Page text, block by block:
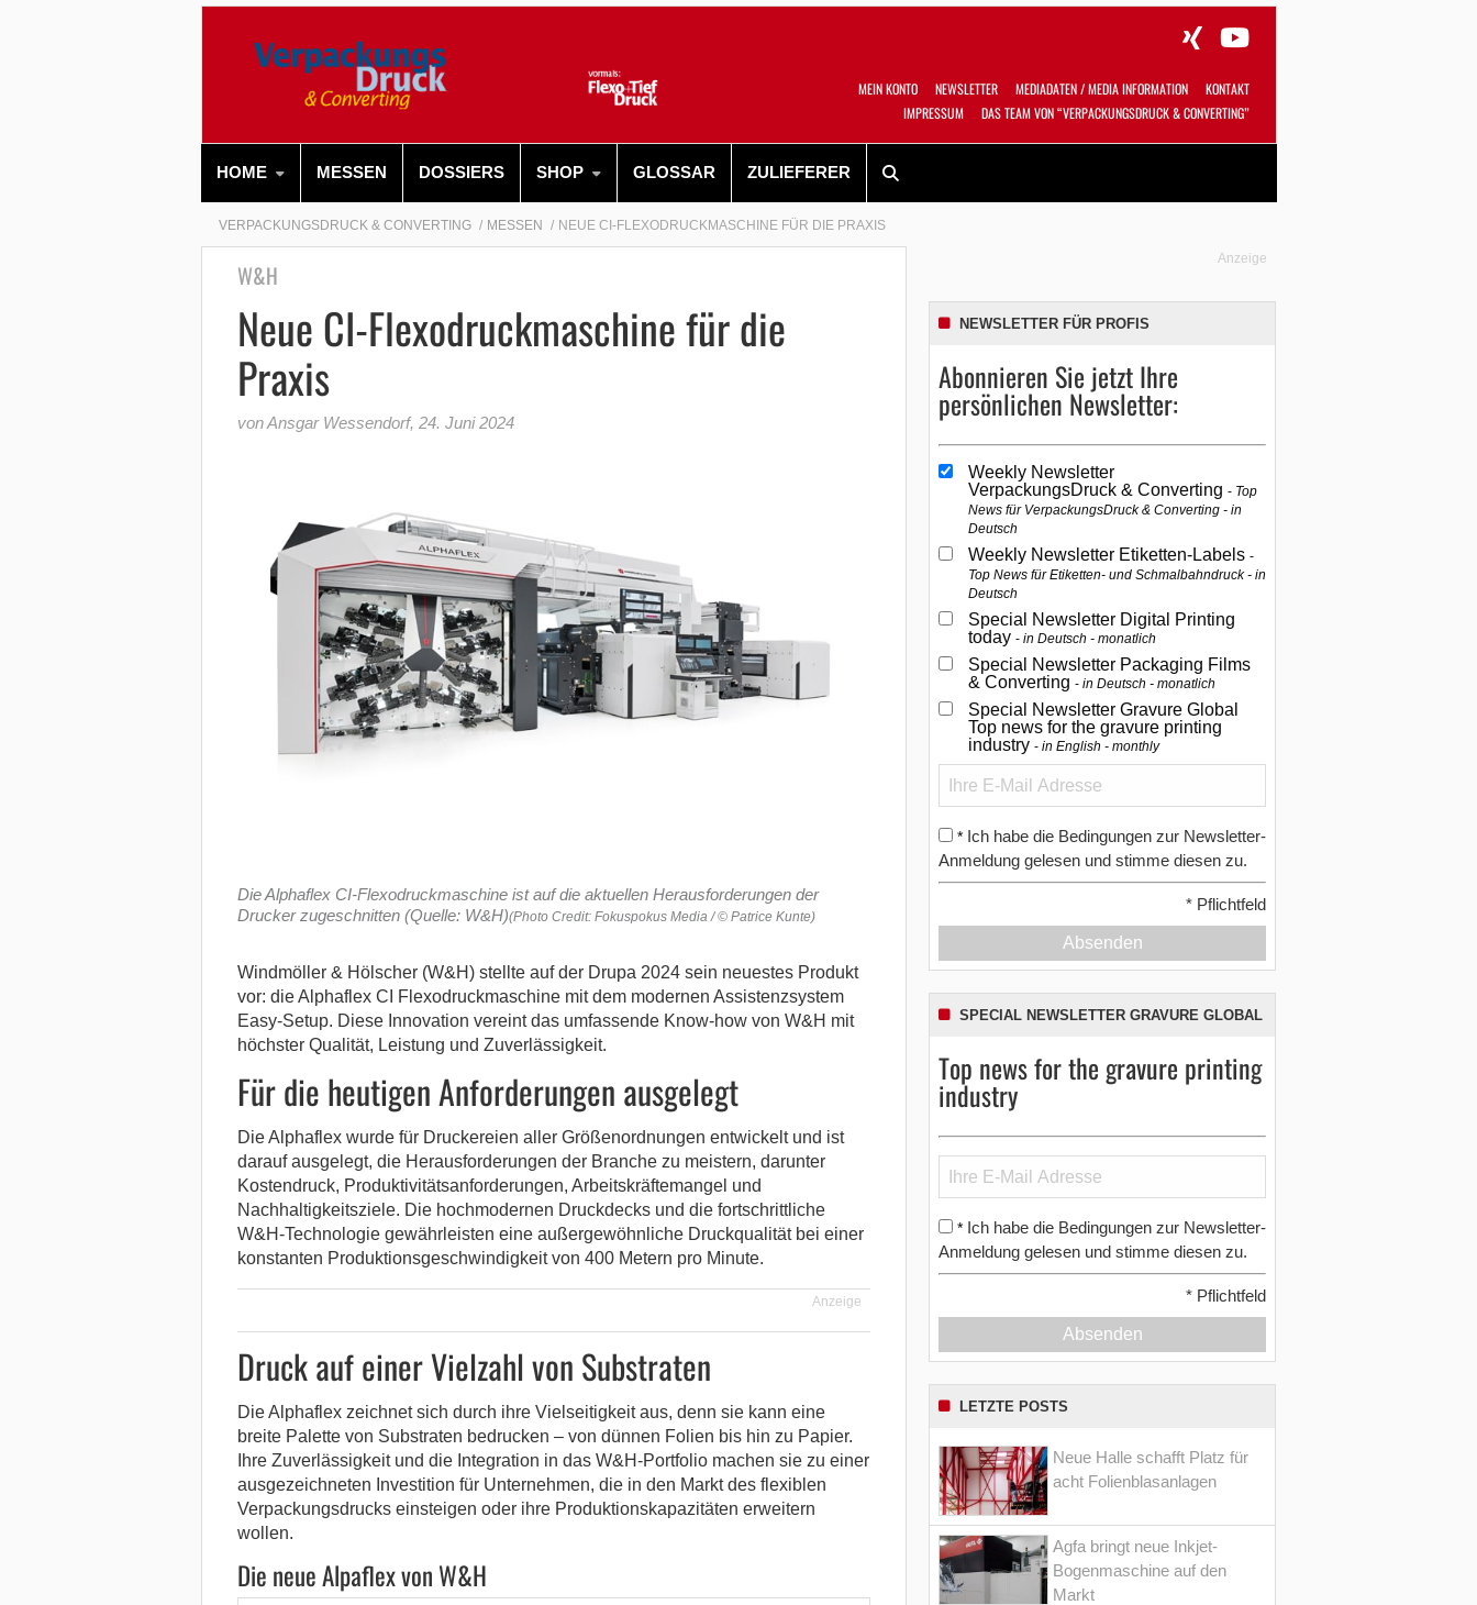
MEIN KONTO NEWSLETTER MEDIADATEN / MEDIA INFORMATION
KONTAKT
IMPRESSUM
DAS TEAM VON “VERPACKUNGSDRUCK & CONVERTING”
HOME MESSEN DOSSIERS SHOP GLOSSAR ZULIEFERER
VERPACKUNGSDRUCK & CONVERTING MESSEN NEUE CI-FLEXODRUCKMASCHINE FÜR DIE PRAXIS
W&H
Neue CI-Flexodruckmaschine für die
Praxis
von Ansgar Wessendorf, 24. Juni 2024
Die Alphaflex CI-Flexodruckmaschine ist auf die aktuellen Herausforderungen der
Drucker zugeschnitten (Quelle: W&H)(Photo Credit: Fokuspokus Media / © Patrice Kunte)
Windmöller & Hölscher (W&H) stellte auf der Drupa 2024 sein neuestes Produkt
vor: die Alphaflex CI Flexodruckmaschine mit dem modernen Assistenzsystem
Easy-Setup. Diese Innovation vereint das umfassende Know-how von W&H mit
höchster Qualität, Leistung und Zuverlässigkeit.
Für die heutigen Anforderungen ausgelegt
Die Alphaflex wurde für Druckereien aller Größenordnungen entwickelt und ist
darauf ausgelegt, die Herausforderungen der Branche zu meistern, darunter
Kostendruck, Produktivitätsanforderungen, Arbeitskräftemangel und
Nachhaltigkeitsziele. Die hochmodernen Druckdecks und die fortschrittliche
W&H-Technologie gewährleisten eine außergewöhnliche Druckqualität bei einer
konstanten Produktionsgeschwindigkeit von 400 Metern pro Minute.
Anzeige
Druck auf einer Vielzahl von Substraten
Die Alphaflex zeichnet sich durch ihre Vielseitigkeit aus, denn sie kann eine
breite Palette von Substraten bedrucken – von dünnen Folien bis hin zu Papier.
Ihre Zuverlässigkeit und die Integration in das W&H-Portfolio machen sie zu einer
ausgezeichneten Investition für Unternehmen, die in den Markt des flexiblen
Verpackungsdrucks einsteigen oder ihre Produktionskapazitäten erweitern
wollen.
Die neue Alpaflex von W&H
Anzeige
NEWSLETTER FÜR PROFIS
Abonnieren Sie jetzt Ihre
persönlichen Newsletter:
Weekly Newsletter
VerpackungsDruck & Converting Top
News für VerpackungsDruck & Converting - in
Deutsch
Weekly Newsletter Etiketten-Labels
Top News für Etiketten- und Schmalbahndruck - in
Deutsch
Special Newsletter Digital Printing
today in Deutsch - monatlich
Special Newsletter Packaging Films
& Converting in Deutsch - monatlich
Special Newsletter Gravure Global
Top news for the gravure printing
industry in English - monthly
* Ich habe die Bedingungen zur Newsletter-
Anmeldung gelesen und stimme diesen zu.
* Pflichtfeld
Absenden
SPECIAL NEWSLETTER GRAVURE GLOBAL
Top news for the gravure printing
industry
* Ich habe die Bedingungen zur Newsletter-
Anmeldung gelesen und stimme diesen zu.
* Pflichtfeld
Absenden
LETZTE POSTS
Neue Halle schafft Platz für
acht Folienblasanlagen
Agfa bringt neue Inkjet-
Bogenmaschine auf den
Markt